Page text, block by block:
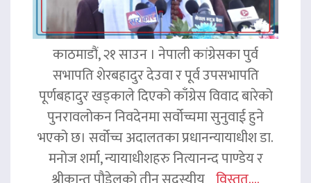
काठमाडौं, २१ साउन । नेपाली कांग्रेसका पुर्व
सभापति शेरबहादुर देउवा र पूर्व उपसभापति
पूर्णबहादुर खड्काले दिएको काँग्रेस विवाद बारेको
पुनरावलोकन निवदेनमा सर्वोच्चमा सुनुवाई हुने
भएको छ। सर्वोच्च अदालतका प्रधानन्यायाधीश डा.
मनोज शर्मा, न्यायाधीशहरु नित्यानन्द पाण्डेय र